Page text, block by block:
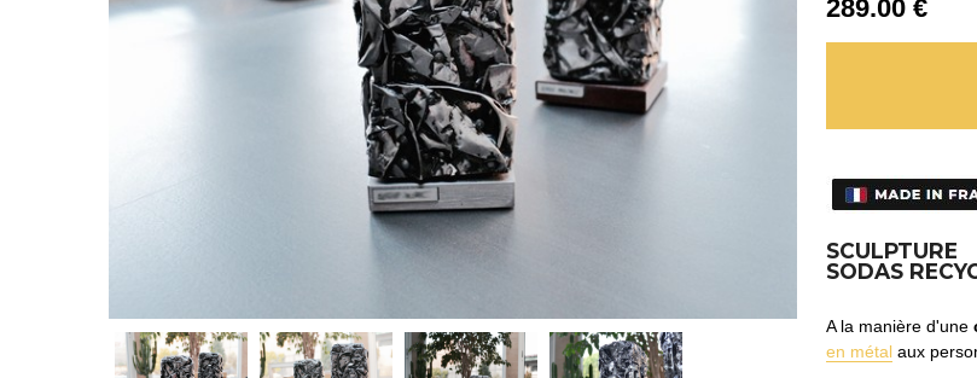
289.00€
SODAS
A la manière d'une
en métalaux